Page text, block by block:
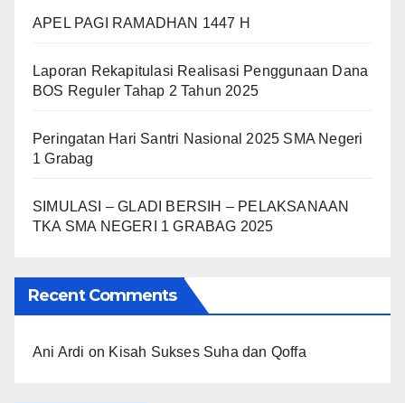
APEL PAGI RAMADHAN 1447 H
Laporan Rekapitulasi Realisasi Penggunaan Dana
BOS Reguler Tahap 2 Tahun 2025
Peringatan Hari Santri Nasional 2025 SMA Negeri
1 Grabag
SIMULASI – GLADI BERSIH – PELAKSANAAN
TKA SMA NEGERI 1 GRABAG 2025
Recent Comments
Ani Ardi on Kisah Sukses Suha dan Qoffa